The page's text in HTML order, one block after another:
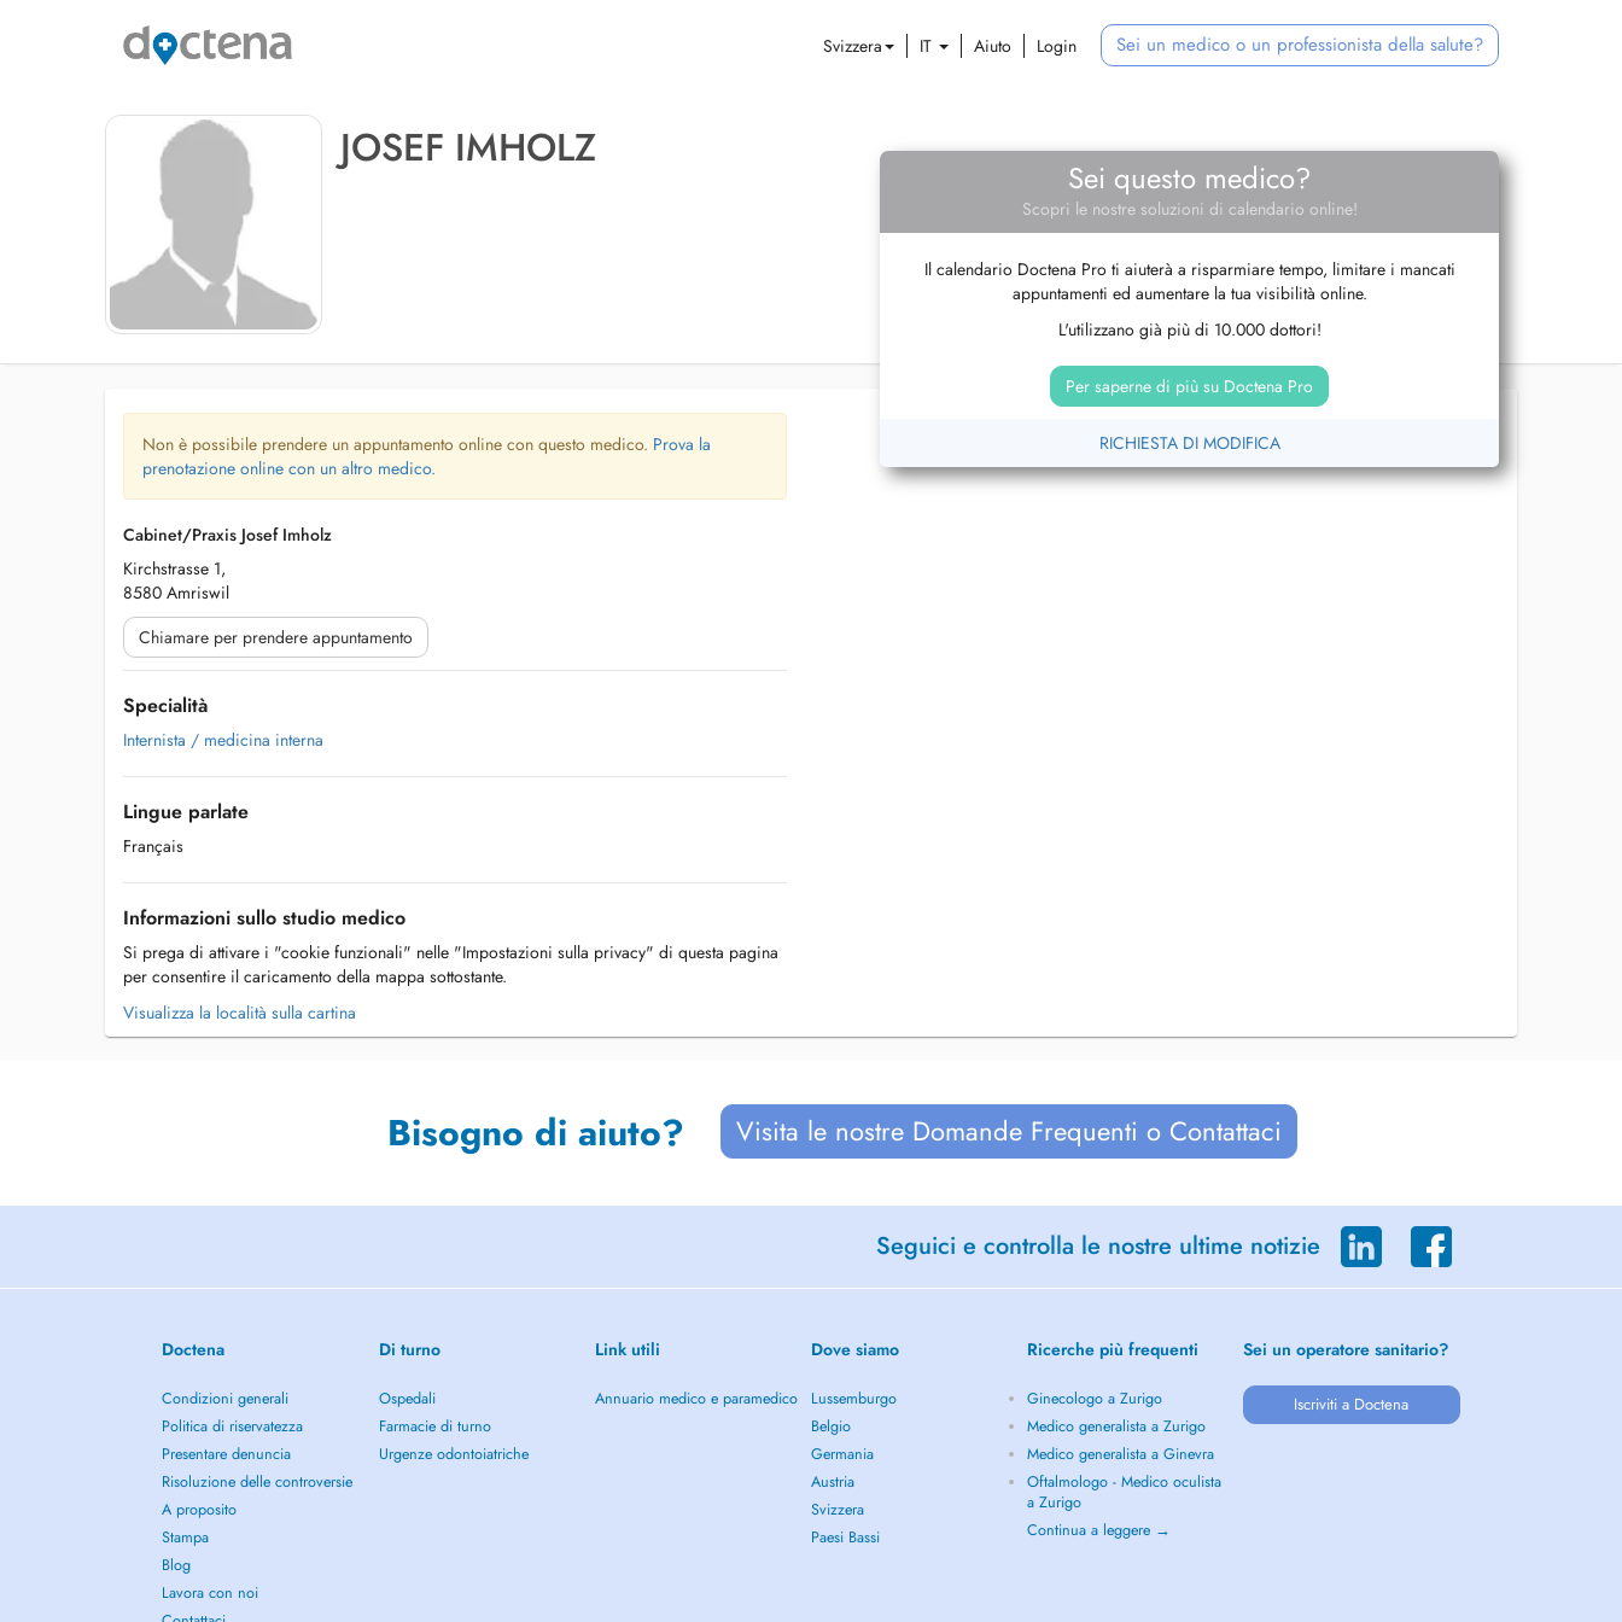
Svizzera IT Aiuto Login Sei un medico o un professionista della salute?
JOSEF IMHOLZ
Sei questo medico?
Scopri le nostre soluzioni di calendario online!
Il calendario Doctena Pro ti aiuterà a risparmiare tempo, limitare i mancati
appuntamenti ed aumentare la tua visibilità online.
L'utilizzano già più di 10.000 dottori!
Per saperne di più su Doctena Pro
RICHIESTA DI MODIFICA
Non è possibile prendere un appuntamento online con questo medico. Prova la
prenotazione online con un altro medico.
Cabinet/Praxis Josef Imholz
Kirchstrasse 1,
8580 Amriswil
Chiamare per prendere appuntamento
Specialità
Internista / medicina interna
Lingue parlate
Français
Informazioni sullo studio medico
Si prega di attivare i "cookie funzionali" nelle "Impostazioni sulla privacy" di questa pagina
per consentire il caricamento della mappa sottostante.
Visualizza la località sulla cartina
Bisogno di aiuto? Visita le nostre Domande Frequenti o Contattaci
Seguici e controlla le nostre ultime notizie
Doctena
Condizioni generali
Politica di riservatezza
Presentare denuncia
Risoluzione delle controversie
A proposito
Stampa
Blog
Lavora con noi
Di turno
Ospedali
Farmacie di turno
Urgenze odontoiatriche
Link utili
Annuario medico e paramedico
Dove siamo
Lussemburgo
Belgio
Germania
Austria
Svizzera
Paesi Bassi
Ricerche più frequenti
Ginecologo a Zurigo
Medico generalista a Zurigo
Medico generalista a Ginevra
Oftalmologo - Medico oculista
a Zurigo
Continua a leggere →
Sei un operatore sanitario?
Iscriviti a Doctena